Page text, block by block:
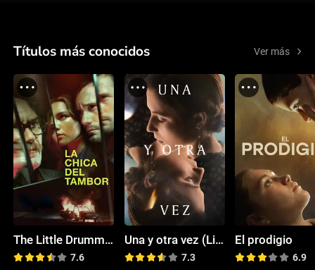
Títulos más conocidos Ver más
The Little Drummer Girl
7.6
Una y otra vez (Life After Life)
7.3
El prodigio
6.9